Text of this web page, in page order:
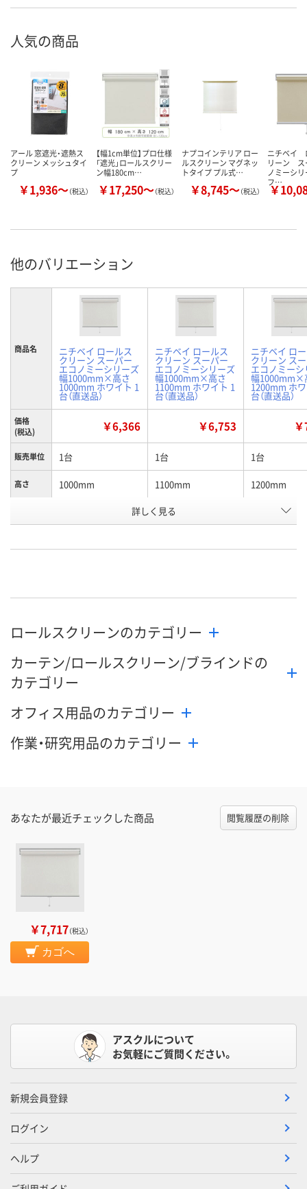
人気の商品
アール 窓遮光・遮熱ス
クリーン メッシュタイ
プ
￥1,936～（税込）
【幅1cm単位】プロ仕様
「遮光」ロールスクリー
ン幅180cm…
￥17,250～（税込）
ナプコインテリア ロー
ルスクリーン マグネッ
トタイプ プル式…
￥8,745～（税込）
ニチベイ
リーン ス
ノミーシ
フ…
￥
他のバリエーション
商品名 ニチベイ ロールス
クリーン スーパー
エコノミーシリーズ
幅1000mm×高さ
1000mm ホワイト 1
台（直送品）
ニチベイ ロールス
クリーン スーパー
エコノミーシリーズ
幅1000mm×高さ
1100mm ホワイト 1
台（直送品）
ニチベイ ロ
クリーン ス
エコノミー
幅1000mm×
1200mm ホ
台（直送品）
価格
(税込)
￥6,366 ￥6,753
販売単位 1台 1台 1台
高さ 1000mm 1100mm 1200mm
H610790 H610791
カゴへ カゴへ
詳しく見る
ロールスクリーンのカテゴリー
カーテン/ロールスクリーン/ブラインドの
カテゴリー
オフィス用品のカテゴリー
作業・研究用品のカテゴリー
あなたが最近チェックした商品 閲覧履歴の削除
￥7,717（税込）
カゴへ
アスクルについて
お気軽にご質問ください。
新規会員登録
ログイン
ヘルプ